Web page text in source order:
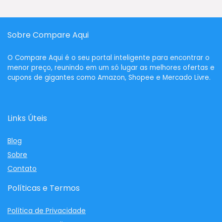
Sobre Compare Aqui
O Compare Aqui é o seu portal inteligente para encontrar o
menor preço, reunindo em um só lugar as melhores ofertas e
cupons de gigantes como Amazon, Shopee e Mercado Livre.
Links Úteis
Blog
Sobre
Contato
Políticas e Termos
Política de Privacidade